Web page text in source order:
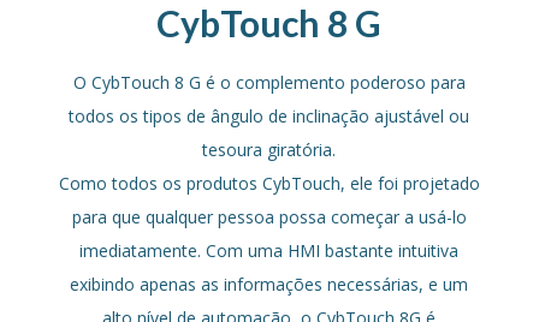
CybTouch 8 G
O CybTouch 8 G é o complemento poderoso para
todos os tipos de ângulo de inclinação ajustável ou
tesoura giratória.
Como todos os produtos CybTouch, ele foi projetado
para que qualquer pessoa possa começar a usá-lo
imediatamente. Com uma HMI bastante intuitiva
exibindo apenas as informações necessárias, e um